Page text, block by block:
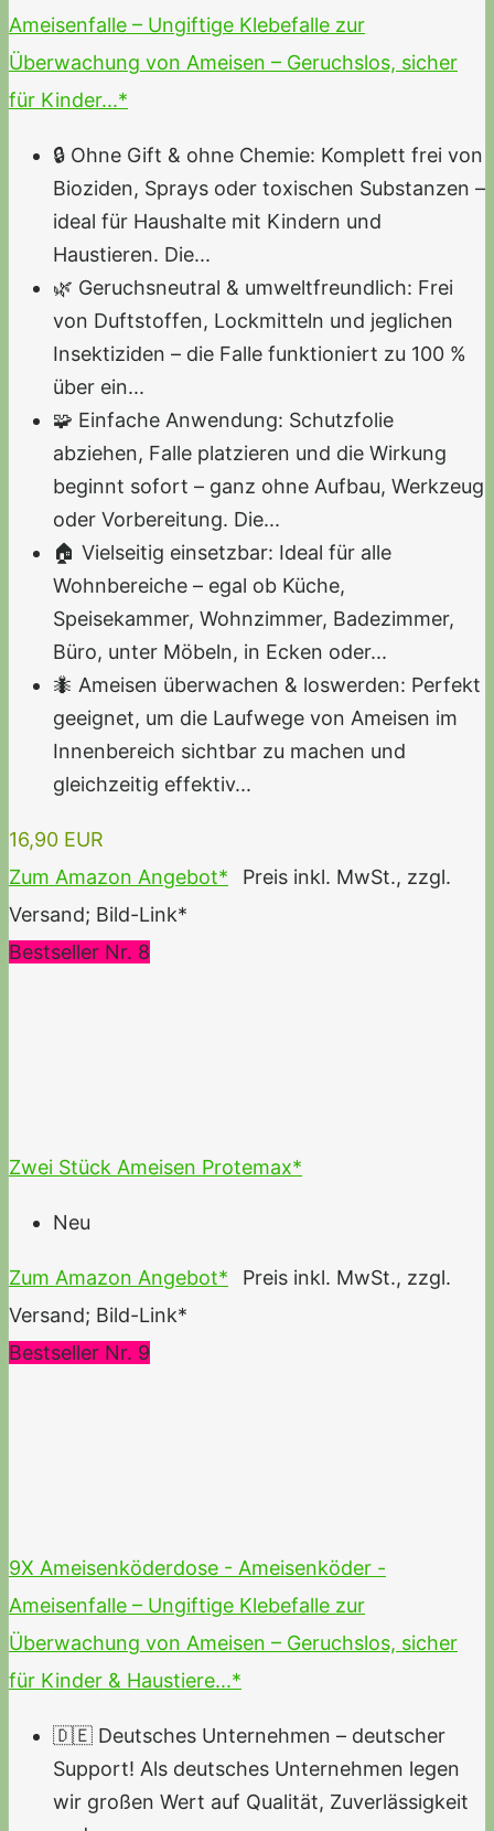
Ameisenfalle – Ungiftige Klebefalle zur
Überwachung von Ameisen – Geruchslos, sicher
für Kinder...*
🔒 Ohne Gift & ohne Chemie: Komplett frei von
Bioziden, Sprays oder toxischen Substanzen –
ideal für Haushalte mit Kindern und
Haustieren. Die...
🌿 Geruchsneutral & umweltfreundlich: Frei
von Duftstoffen, Lockmitteln und jeglichen
Insektiziden – die Falle funktioniert zu 100 %
über ein...
🧩 Einfache Anwendung: Schutzfolie
abziehen, Falle platzieren und die Wirkung
beginnt sofort – ganz ohne Aufbau, Werkzeug
oder Vorbereitung. Die...
🏠 Vielseitig einsetzbar: Ideal für alle
Wohnbereiche – egal ob Küche,
Speisekammer, Wohnzimmer, Badezimmer,
Büro, unter Möbeln, in Ecken oder...
🐜 Ameisen überwachen & loswerden: Perfekt
geeignet, um die Laufwege von Ameisen im
Innenbereich sichtbar zu machen und
gleichzeitig effektiv...
16,90 EUR
Zum Amazon Angebot*
Preis inkl. MwSt., zzgl.
Versand; Bild-Link*
Bestseller Nr. 8
Zwei Stück Ameisen Protemax*
Neu
Zum Amazon Angebot*
Preis inkl. MwSt., zzgl.
Versand; Bild-Link*
Bestseller Nr. 9
9X Ameisenköderdose - Ameisenköder -
Ameisenfalle – Ungiftige Klebefalle zur
Überwachung von Ameisen – Geruchslos, sicher
für Kinder & Haustiere...*
🇩🇪 Deutsches Unternehmen – deutscher
Support! Als deutsches Unternehmen legen
wir großen Wert auf Qualität, Zuverlässigkeit